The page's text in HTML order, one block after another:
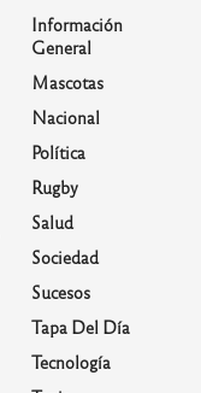
Información
General
Mascotas
Nacional
Política
Rugby
Salud
Sociedad
Sucesos
Tapa Del Día
Tecnología